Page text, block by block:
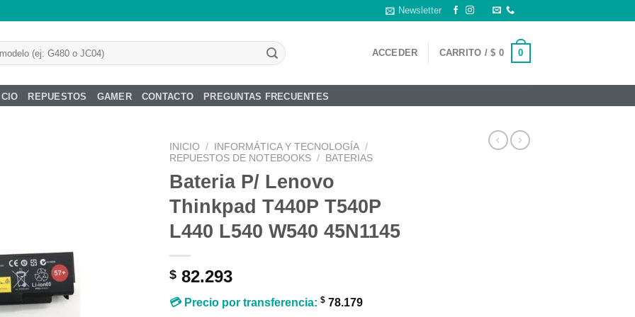
Newsletter
ACCEDER CARRITO /$ 0 0
REPUESTOS GAMER CONTACTO PREGUNTAS FRECUENTES
INICIO / INFORMÁTICA Y TECNOLOGÍA /
REPUESTOS DE NOTEBOOKS / BATERIAS
Bateria P/ Lenovo
Thinkpad T440P T540P
L440 L540 W540 45N1145
$ 82.293
💳 Precio por transferencia: $ 78.179